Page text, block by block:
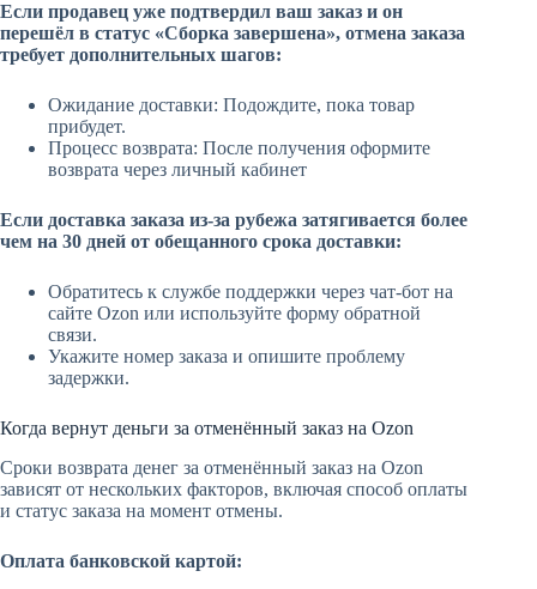
Если продавец уже подтвердил ваш заказ и он
перешёл в статус «Сборка завершена», отмена заказа
требует дополнительных шагов:
Ожидание доставки: Подождите, пока товар
прибудет.
Процесс возврата: После получения оформите
возврата через личный кабинет
Если доставка заказа из-за рубежа затягивается более
чем на 30 дней от обещанного срока доставки:
Обратитесь к службе поддержки через чат-бот на
сайте Ozon или используйте форму обратной
связи.
Укажите номер заказа и опишите проблему
задержки.
Когда вернут деньги за отменённый заказ на Ozon
Сроки возврата денег за отменённый заказ на Ozon
зависят от нескольких факторов, включая способ оплаты
и статус заказа на момент отмены.
Оплата банковской картой: